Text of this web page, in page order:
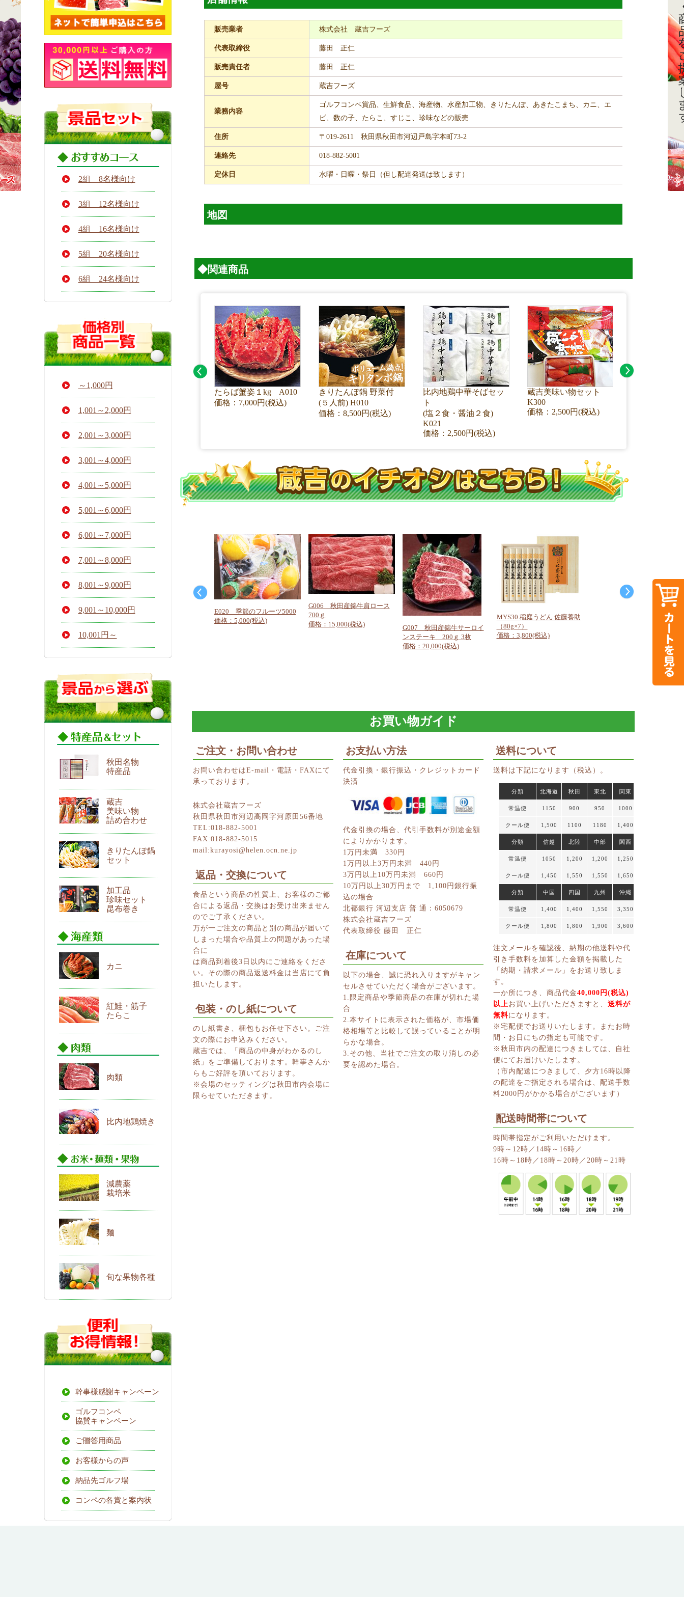
2組 8名様向け
3組 12名様向け
4組 16名様向け
5組 20名様向け
6組 24名様向け
～1,000円
1,001～2,000円
2,001～3,000円
3,001～4,000円
4,001～5,000円
5,001～6,000円
6,001～7,000円
7,001～8,000円
8,001～9,000円
9,001～10,000円
10,001円～
秋田名物
特産品
蔵吉
美味い物
詰め合わせ
きりたんぽ鍋
セット
加工品
珍味セット
昆布巻き
カニ
紅鮭・筋子
たらこ
肉類
比内地鶏焼き
減農薬
栽培米
麺
旬な果物各種
幹事様感謝キャンペーン
ゴルフコンペ
協賛キャンペーン
ご贈答用商品
お客様からの声
納品先ゴルフ場
コンペの各賞と案内状
販売業者 株式会社 蔵吉フーズ
代表取締役 藤田 正仁
販売責任者 藤田 正仁
屋号 蔵吉フーズ
業務内容
ゴルフコンペ賞品、生鮮食品、海産物、水産加工物、きりたんぽ、あきたこまち、カニ、エ
ビ、数の子、たらこ、すじこ、珍味などの販売
住所 〒019-2611 秋田県秋田市河辺戸島字本町73-2
連絡先 018-882-5001
定休日 水曜・日曜・祭日（但し配達発送は致します）
地図
◆関連商品
たらば蟹姿１kg A010
価格：7,000円(税込)
きりたんぽ鍋 野菜付
(５人前) H010
価格：8,500円(税込)
比内地鶏中華そばセッ
ト
(塩２食・醤油２食)
K021
価格：2,500円(税込)
蔵吉美味い物セット
K300
価格：2,500円(税込)
E020 季節のフルーツ5000
価格：5,000(税込)
G006 秋田産錦牛肩ロース
700ｇ
価格：15,000(税込)
G007 秋田産錦牛サーロイ
ンステーキ 200ｇ 3枚
価格：20,000(税込)
MYS30 稲庭うどん 佐藤養助
（80g×7）
価格：3,800(税込)
お買い物ガイド
ご注文・お問い合わせ
お問い合わせはE-mail・電話・FAXにて
承っております。
株式会社蔵吉フーズ
秋田県秋田市河辺高岡字河原田56番地
TEL:018-882-5001
FAX:018-882-5015
mail:kurayosi@helen.ocn.ne.jp
返品・交換について
食品という商品の性質上、お客様のご都
合による返品・交換はお受け出来ません
のでご了承ください。
万が一ご注文の商品と別の商品が届いて
しまった場合や品質上の問題があった場
合に
は商品到着後3日以内にご連絡をくださ
い。その際の商品返送料金は当店にて負
担いたします。
包装・のし紙について
のし紙書き、梱包もお任せ下さい。ご注
文の際にお申込みください。
蔵吉では、「商品の中身がわかるのし
紙」をご準備しております。幹事さんか
らもご好評を頂いております。
※会場のセッティングは秋田市内会場に
限らせていただきます。
お支払い方法
代金引換・銀行振込・クレジットカード
決済
代金引換の場合、代引手数料が別途金額
によりかかります。
1万円未満 330円
1万円以上3万円未満 440円
3万円以上10万円未満 660円
10万円以上30万円まで 1,100円銀行振
込の場合
北都銀行 河辺支店 普 通：6050679
株式会社蔵吉フーズ
代表取締役 藤田 正仁
在庫について
以下の場合、誠に恐れ入りますがキャン
セルさせていただく場合がございます。
1.限定商品や季節商品の在庫が切れた場
合
2.本サイトに表示された価格が、市場価
格相場等と比較して誤っていることが明
らかな場合。
3.その他、当社でご注文の取り消しの必
要を認めた場合。
送料について
送料は下記になります（税込）。
分類 北海道 秋田 東北 関東
常温便 1150 900 950 1000
クール便 1,500 1100 1180 1,400
分類 信越 北陸 中部 関西
常温便 1050 1,200 1,200 1,250
クール便 1,450 1,550 1,550 1,650
分類 中国 四国 九州 沖縄
常温便 1,400 1,400 1,550 3,350
クール便 1,800 1,800 1,900 3,600
注文メールを確認後、納期の他送料や代
引き手数料を加算した金額を掲載した
「納期・請求メール」をお送り致しま
す。
一か所につき、商品代金40,000円(税込)
以上お買い上げいただきますと、 送料が
無料になります。
※宅配便でお送りいたします。またお時
間・お日にちの指定も可能です。
※秋田市内の配達につきましては、自社
便にてお届けいたします。
（市内配送につきまして、夕方16時以降
の配達をご指定される場合は、配送手数
料2000円がかかる場合がございます）
配送時間帯について
時間帯指定がご利用いただけます。
9時～12時／14時～16時／
16時～18時／18時～20時／20時～21時